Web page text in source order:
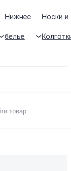
Нижнее
белье
Носки и